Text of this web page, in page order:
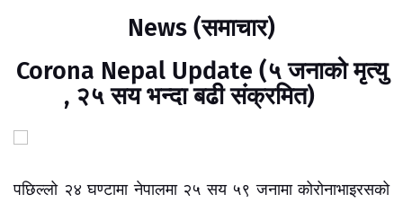
News (समाचार)
Corona Nepal Update (५ जनाको मृत्यु
, २५ सय भन्दा बढी संक्रमित)
पछिल्लो २४ घण्टामा नेपालमा २५ सय ५९ जनामा कोरोनाभाइरसको